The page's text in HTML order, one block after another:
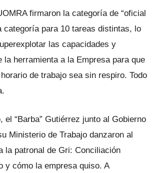
firmaron la categoría de “oficial
categoría para 10 tareas distintas, lo
las capacidades y
herramienta a la Empresa para que
de trabajo sea sin respiro. Todo
el “Barba” Gutiérrez junto al Gobierno
Ministerio de Trabajo danzaron al
la patronal de Gri: Conciliación
y cómo la empresa quiso. A